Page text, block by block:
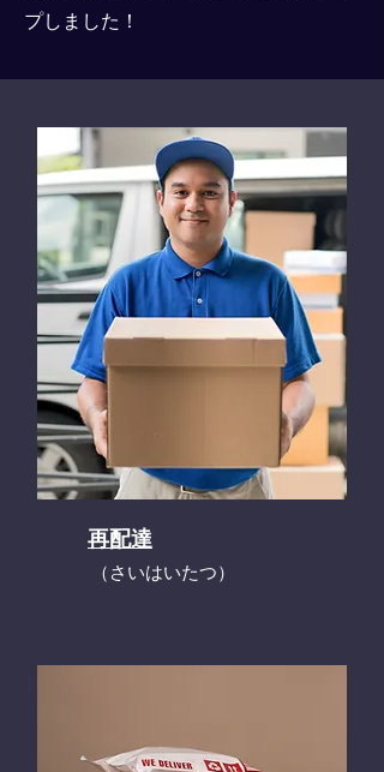
プしました！
再配達
​（さいはいたつ）